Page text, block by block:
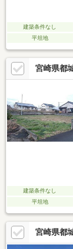
建築条件なし
平坦地
宮崎県都
建築条件なし
平坦地
宮崎県都